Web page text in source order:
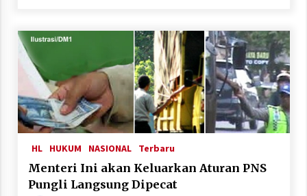
HL HUKUM NASIONAL Terbaru
Menteri Ini akan Keluarkan Aturan PNS
Pungli Langsung Dipecat